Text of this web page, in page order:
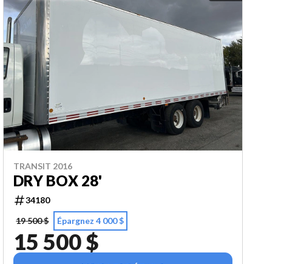
TRANSIT 2016
DRY BOX 28'
34180
19 500 $
Épargnez 4 000 $
15 500 $